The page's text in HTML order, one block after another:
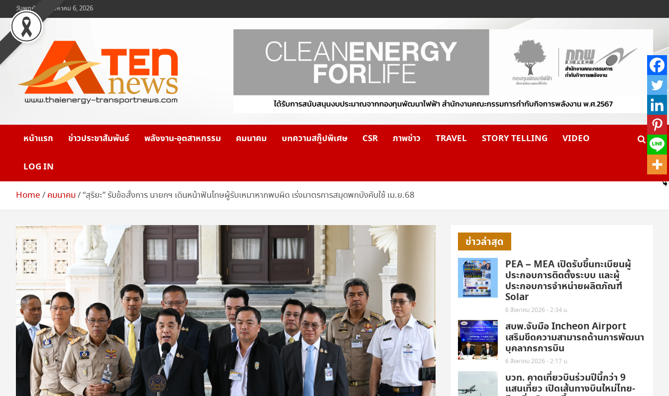
to
content
วันพฤหัสบดี, สิงหาคม 6, 2026
www.ten-news.com
หน้าแรก ข่าวประชาสัมพันธ์ พลังงาน-อุตสาหกรรม คมนาคม บทความสกู๊ปพิเศษ CSR ภาพข่าว TRAVEL STORY TELLING VIDEO
LOG IN
Home คมนาคม “สุริยะ” รับข้อสั่งการ นายกฯ เดินหน้าฟันโทษผู้รับเหมาหากพบผิด เร่งมาตรการสมุดพกบังคับใช้ เม.ย.68
ข่าวล่าสุด
PEA – MEA เปิดรับขึ้นทะเบียนผู้
ประกอบการติดตั้งระบบ และผู้
ประกอบการจำหน่ายผลิตภัณฑ์
Solar
6 สิงหาคม 2026 - 2:34 น.
สบพ.จับมือ Incheon Airport
เสริมขีดความสามารถด้านการพัฒนา
บุคลากรการบิน
6 สิงหาคม 2026 - 2:17 น.
บวท. คาดเที่ยวบินร่วมปีนี้กว่า 9
แสนเที่ยว เปิดเส้นทางบินใหม่ไทย-